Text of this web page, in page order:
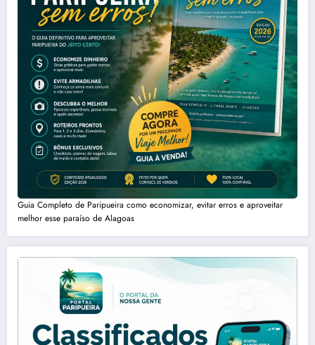
Guia Completo de Paripueira como economizar, evitar erros e aproveitar
melhor esse paraíso de Alagoas